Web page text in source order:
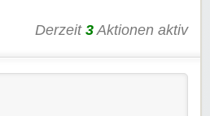
Derzeit 3 Aktionen aktiv